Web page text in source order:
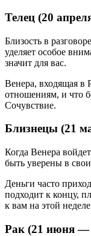
Телец (20
Близость в
уделяет особое
значит для вас.
Венера, входящая в
отношениям, и что
Сочувствие.
Близнецы (21
Когда Венера
быть уверены в
Деньги часто
подходит к концу,
к вам на этой
Рак (21 июня —